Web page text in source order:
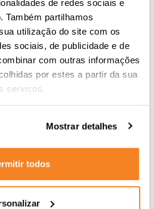
de redes sociais e
Também partilhamos
utilização do site com os
sociais, de publicidade e de
com outras informações
por estes a partir da sua
serviços.
Mostrar detalhes
todos